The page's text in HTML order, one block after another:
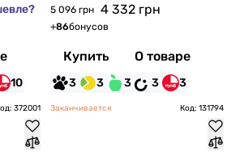
10
5 096 грн 4 332 грн
+86бонусов
Купить О товаре
3 3 3 3 3
372001 Заканчивается Код: 131794